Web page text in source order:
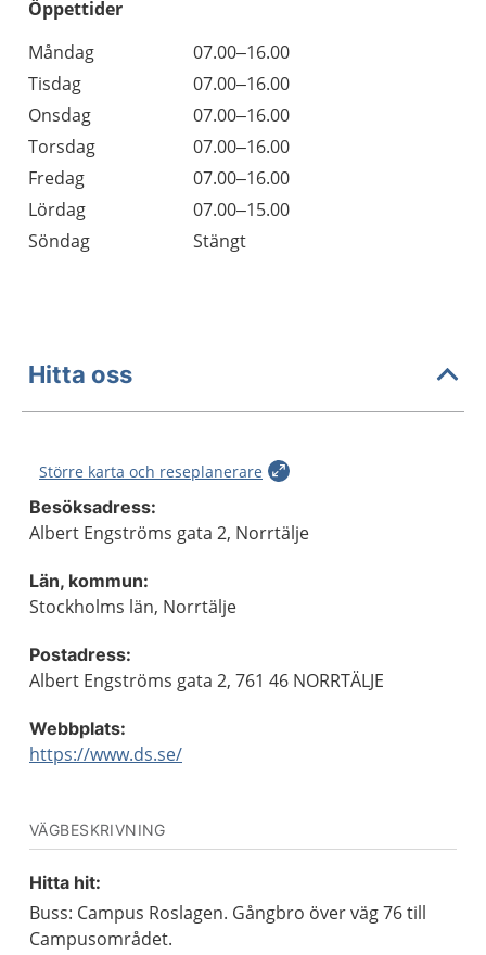
Öppettider
Dag
Öppettider
Kommentarer
Måndag
07.00–16.00
Tisdag
07.00–16.00
Onsdag
07.00–16.00
Torsdag
07.00–16.00
Fredag
07.00–16.00
Lördag
07.00–15.00
Söndag
Stängt
Hitta oss
Större karta och reseplanerare
Besöksadress:
Albert Engströms gata 2, Norrtälje
Län, kommun:
Stockholms län, Norrtälje
Postadress:
Albert Engströms gata 2, 761 46 NORRTÄLJE
Webbplats:
https://www.ds.se/
VÄGBESKRIVNING
Hitta hit:
Buss: Campus Roslagen. Gångbro över väg 76 till
Campusområdet.